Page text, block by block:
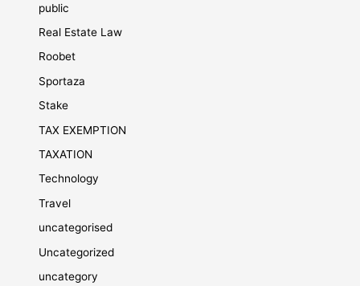
public
Real Estate Law
Roobet
Sportaza
Stake
TAX EXEMPTION
TAXATION
Technology
Travel
uncategorised
Uncategorized
uncategory